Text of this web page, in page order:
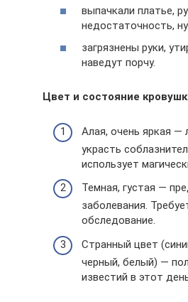
выпачкали платье,
недостаточность,
загрязнены руки,
наведут порчу.
Цвет и состояние
Алая, очень яркая
украсть
использует
Темная, густая —
заболевания.
обследование.
Странный цвет
черный, белый) —
известий в этот